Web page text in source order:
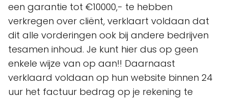
een garantie tot €10000,- te hebben
verkregen over cliënt, verklaart voldaan dat
dit alle vorderingen ook bij andere bedrijven
tesamen inhoud. Je kunt hier dus op geen
enkele wijze van op aan!! Daarnaast
verklaard voldaan op hun website binnen 24
uur het factuur bedrag op je rekening te